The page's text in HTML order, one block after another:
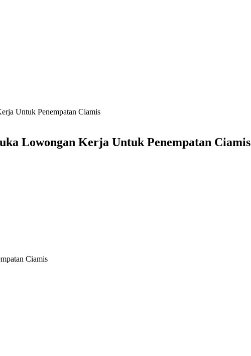
Untuk Penempatan Ciamis
Lowongan Kerja Untuk Penempatan Ciamis
Ciamis